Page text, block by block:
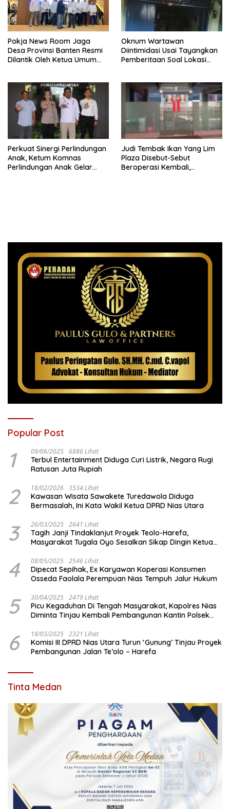
Pokja News Room Jaga
Desa Provinsi Banten Resmi
Dilantik Oleh Ketua Umum
Oknum Wartawan
Diintimidasi Usai Tayangkan
Pemberitaan Soal Lokasi
Perkuat Sinergi Perlindungan
Anak, Ketum Komnas
Perlindungan Anak Gelar
Judi Tembak Ikan Yang Lim
Plaza Disebut-Sebut
Beroperasi Kembali,
Popular Post
1 09/06/2025 6886 Lihat
Terbul Entertainment Diduga Curi Listrik, Negara Rugi
Ratusan Juta Rupiah
2 18/02/2026 3534 Lihat
Kawasan Wisata Sawakete Turedawola Diduga
Bermasalah, Ini Kata Wakil Ketua DPRD Nias Utara
3 26/03/2025 2641 Lihat
Tagih Janji Tindaklanjut Proyek Teolo-Harefa,
Masyarakat Tugala Oyo Sesalkan Sikap Dingin Ketua
4 08/05/2025 2546 Lihat
Dipecat Sepihak, Ex Karyawan Koperasi Konsumen
Osseda Faolala Perempuan Nias Tempuh Jalur Hukum
5 30/04/2025 2479 Lihat
Picu Kegaduhan Di Tengah Masyarakat, Kapolres Nias
Diminta Tinjau Kembali Pembangunan Kantin Polsek
6 18/03/2025 2321 Lihat
Komisi III DPRD Nias Utara Turun ‘Gunung’ Tinjau Proyek
Pembangunan Jalan Te’olo – Harefa
Tinta Medan